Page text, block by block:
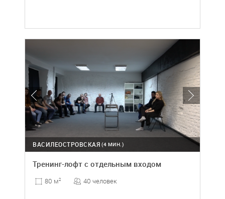
(4 МИН.)
ВАСИЛЕОСТРОВСКАЯ
Тренинг-лофт с отдельным входом
80 м2 40 человек